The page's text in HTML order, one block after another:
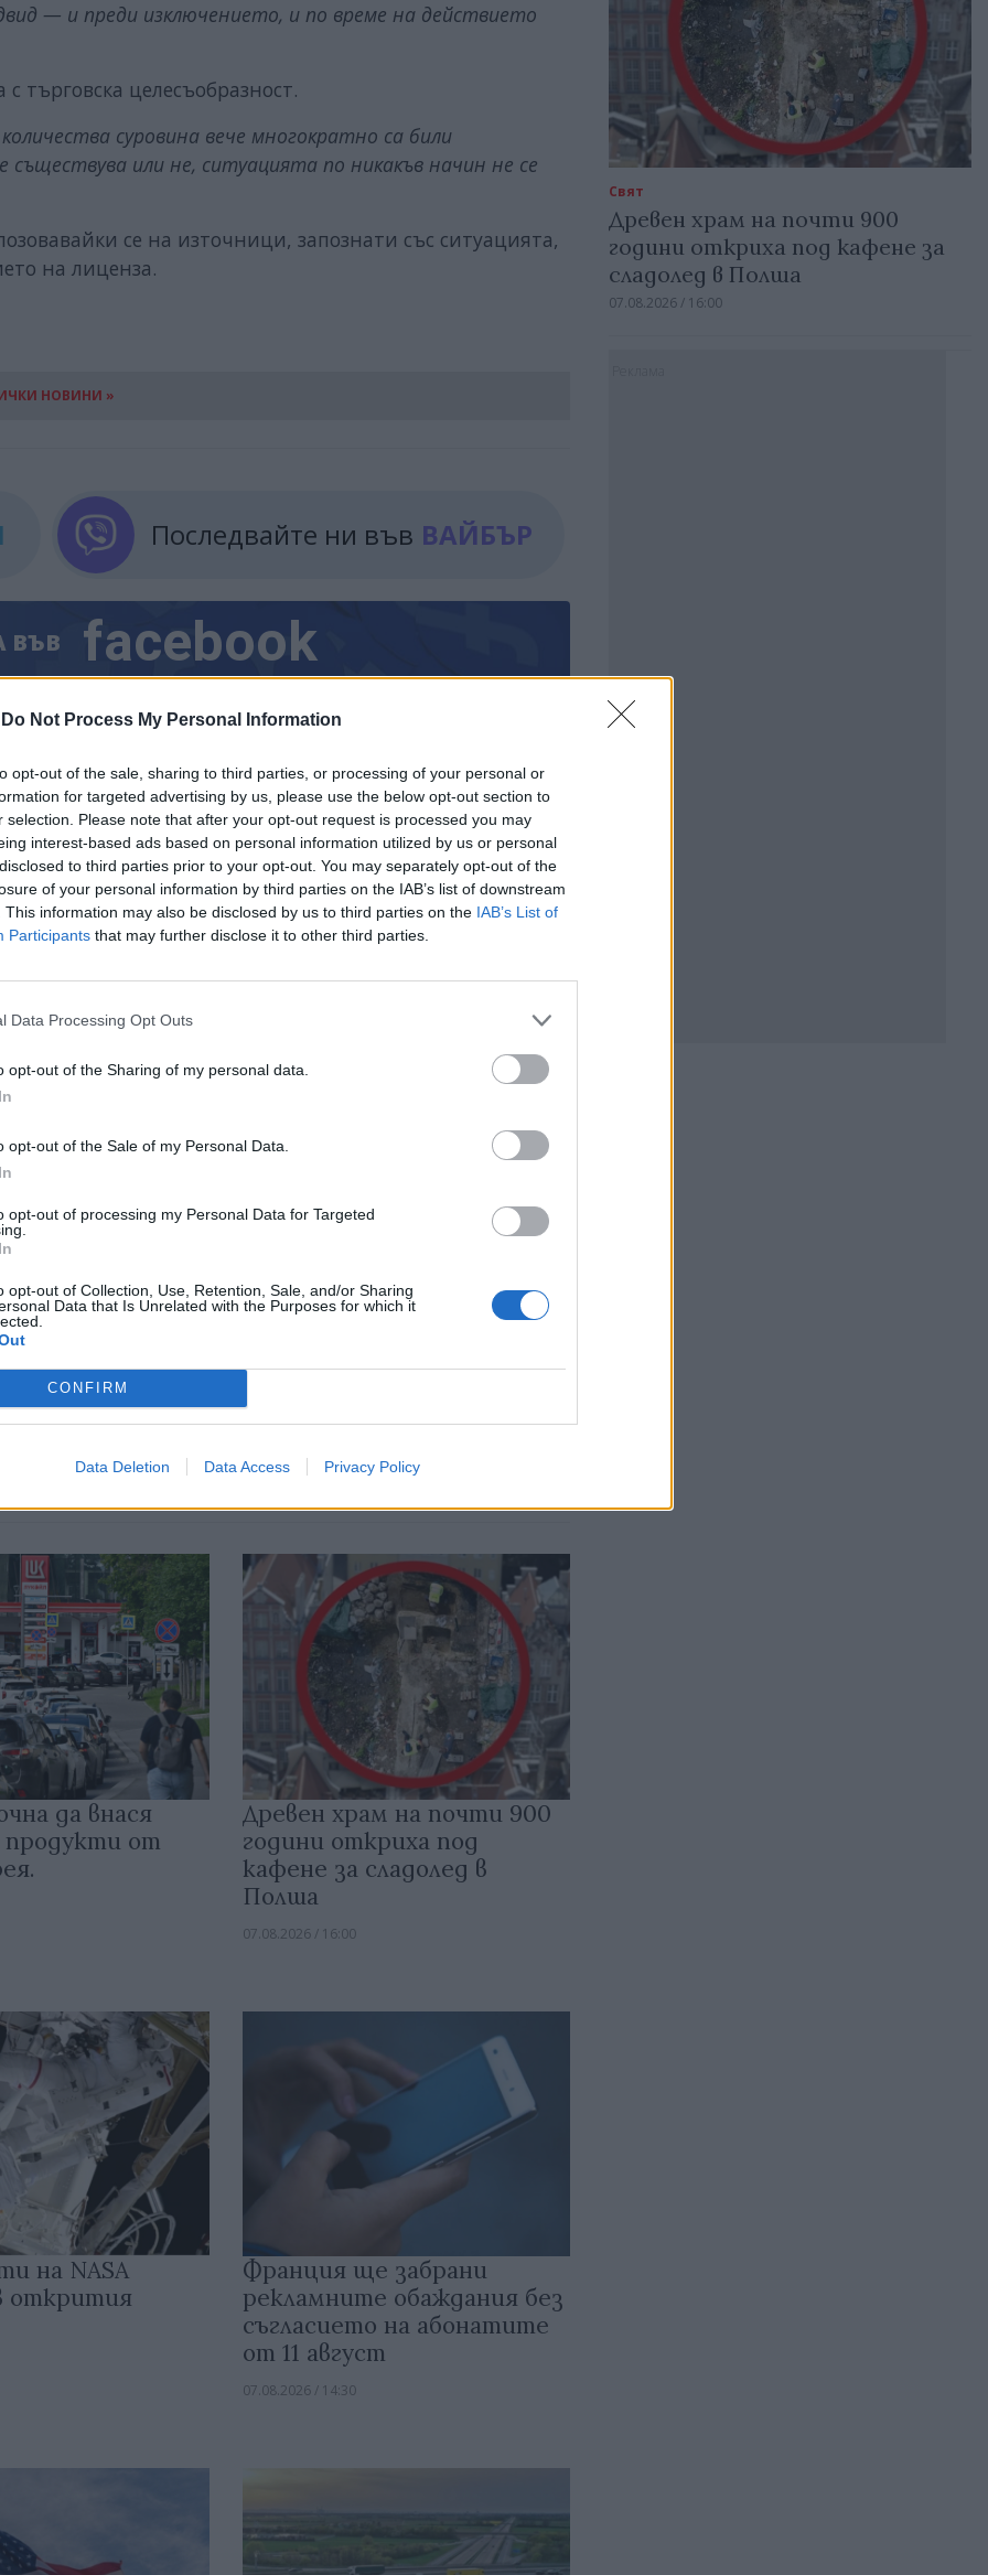
Do Not Process My Personal Information
opt-out of the sale, sharing to third parties, or processing of your personal or
for targeted advertising by us, please use the below opt-out section to
selection. Please note that after your opt-out request is processed you may
interest-based ads based on personal information utilized by us or personal
to third parties prior to your opt-out. You may separately opt-out of the
of your personal information by third parties on the IAB’s list of downstream
This information may also be disclosed by us to third parties on the IAB’s List of
Participants that may further disclose it to other third parties.
Data Processing Opt Outs
opt-out of the Sharing of my personal data.
opt-out of the Sale of my Personal Data.
opt-out of processing my Personal Data for Targeted
opt-out of Collection, Use, Retention, Sale, and/or Sharing
Data that Is Unrelated with the Purposes for which it
CONFIRM
Data Deletion Data Access Privacy Policy
— и преди изключението, и по време на действието
търговска целесъобразност.
суровина вече многократно са били
съществува или не, ситуацията по никакъв начин не се
се на източници, запознати със ситуацията,
на лиценза.
НОВИНИ »
Последвайте ни във ВАЙБЪР
ВЪВ facebook
в:
„родилния
в САЩ
гаранции до 250 хил. долара
06.08.2026 / 10:00
PreviousPrevious
ВИЖ ВСИЧКИ
да внася
от
Древен храм на почти 900
години откриха под
кафене за сладолед в
Полша
07.08.2026 / 16:00
на NASA
открития
Франция ще забрани
рекламните обаждания без
съгласието на абонатите
от 11 август
07.08.2026 / 14:30
Свят
Древен храм на почти 900
години откриха под кафене за
сладолед в Полша
07.08.2026 / 16:00